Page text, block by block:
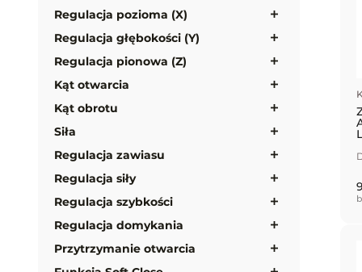
Regulacja pozioma (X)
Regulacja głębokości (Y)
Regulacja pionowa (Z)
Kąt otwarcia
Kąt obrotu
Siła
Regulacja zawiasu
Regulacja siły
Regulacja szybkości
Regulacja domykania
Przytrzymanie otwarcia